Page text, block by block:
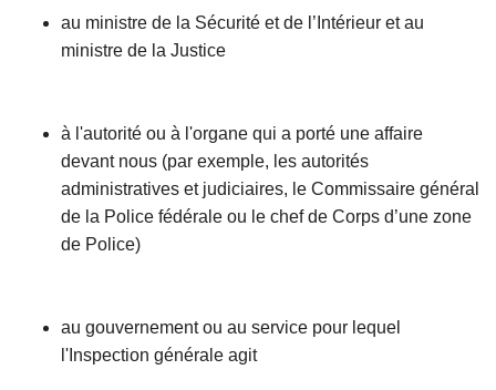
au ministre de la Sécurité et de l’Intérieur et au
ministre de la Justice
à l'autorité ou à l'organe qui a porté une affaire
devant nous (par exemple, les autorités
administratives et judiciaires, le Commissaire général
de la Police fédérale ou le chef de Corps d’une zone
de Police)
au gouvernement ou au service pour lequel
l'Inspection générale agit